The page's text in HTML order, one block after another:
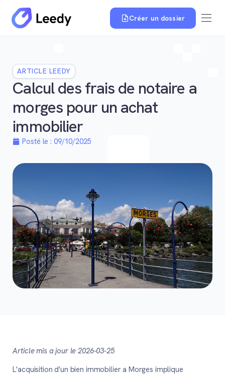
Créer un dossier
ARTICLE LEEDY
Calcul des frais de notaire a
morges pour un achat
immobilier
Posté le : 09/10/2025
Article mis a jour le 2026-03-25
L'acquisition d'un bien immobilier a Morges implique